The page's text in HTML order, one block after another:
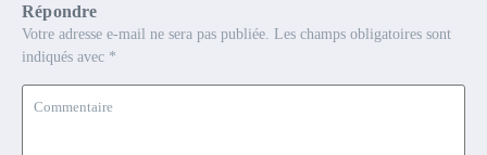
Répondre
Votre adresse e-mail ne sera pas publiée. Les champs obligatoires sont
indiqués avec *